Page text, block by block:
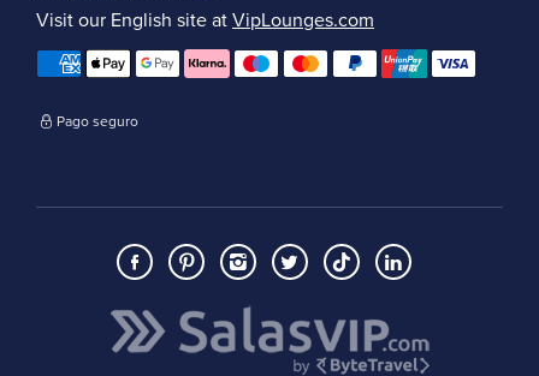
Visit our English site at VipLounges.com
Pago seguro